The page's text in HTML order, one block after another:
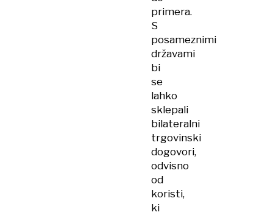
primera.
S
posameznimi
državami
bi
se
lahko
sklepali
bilateralni
trgovinski
dogovori,
odvisno
od
koristi,
ki